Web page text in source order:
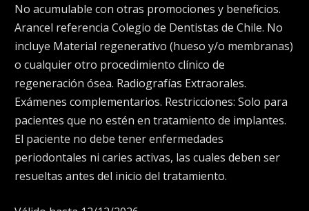
No acumulable con otras promociones y beneficios.
Arancel referencia Colegio de Dentistas de Chile. No
incluye Material regenerativo (hueso y/o membranas)
o cualquier otro procedimiento clínico de
regeneración ósea. Radiografías Extraorales.
Exámenes complementarios. Restricciones: Solo para
pacientes que no estén en tratamiento de implantes.
El paciente no debe tener enfermedades
periodontales ni caries activas, las cuales deben ser
resueltas antes del inicio del tratamiento.